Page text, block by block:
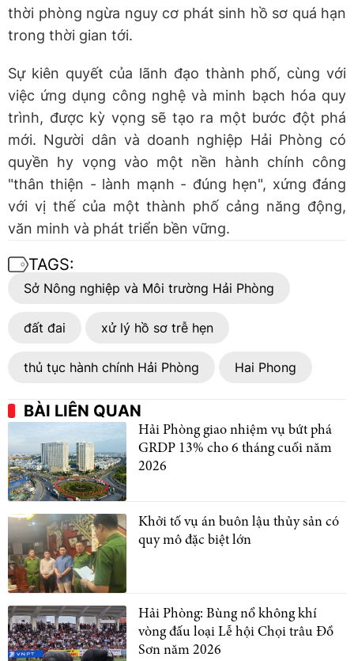
thời phòng ngừa nguy cơ phát sinh hồ sơ quá hạn
trong thời gian tới.
Sự kiên quyết của lãnh đạo thành phố, cùng với
việc ứng dụng công nghệ và minh bạch hóa quy
trình, được kỳ vọng sẽ tạo ra một bước đột phá
mới. Người dân và doanh nghiệp Hải Phòng có
quyền hy vọng vào một nền hành chính công
"thân thiện - lành mạnh - đúng hẹn", xứng đáng
với vị thế của một thành phố cảng năng động,
văn minh và phát triển bền vững.
TAGS:
Sở Nông nghiệp và Môi trường Hải Phòng
đất đai xử lý hồ sơ trễ hẹn
thủ tục hành chính Hải Phòng Hai Phong
BÀI LIÊN QUAN
Hải Phòng giao nhiệm vụ bứt phá
GRDP 13% cho 6 tháng cuối năm
2026
Khởi tố vụ án buôn lậu thủy sản có
quy mô đặc biệt lớn
Hải Phòng: Bùng nổ không khí
vòng đấu loại Lễ hội Chọi trâu Đồ
Sơn năm 2026